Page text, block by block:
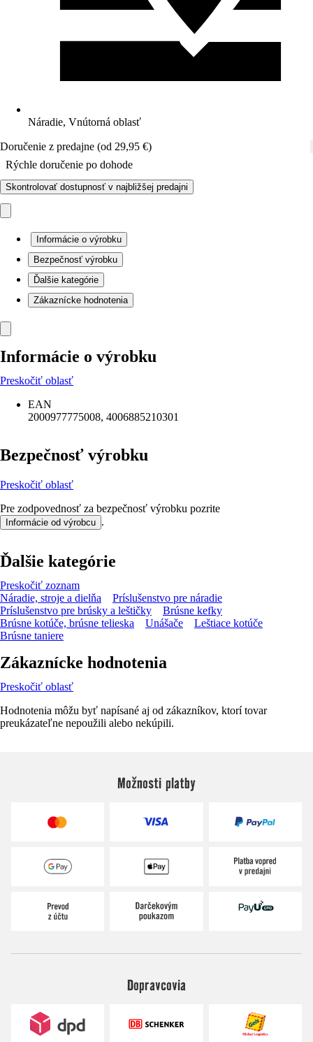
Náradie, Vnútorná oblasť
Doručenie z predajne (od 29,95 €)
Rýchle doručenie po dohode
Skontrolovať dostupnosť v najbližšej predajni
Informácie o výrobku
Bezpečnosť výrobku
Ďalšie kategórie
Zákaznícke hodnotenia
Informácie o výrobku
Preskočiť oblasť
EAN
2000977775008, 4006885210301
Bezpečnosť výrobku
Preskočiť oblasť
Pre zodpovednosť za bezpečnosť výrobku pozrite
Informácie od výrobcu .
Ďalšie kategórie
Preskočiť zoznam
Náradie, stroje a dielňa
Príslušenstvo pre náradie
Príslušenstvo pre brúsky a leštičky
Brúsne kefky
Brúsne kotúče, brúsne telieska
Unášače
Leštiace kotúče
Brúsne taniere
Zákaznícke hodnotenia
Preskočiť oblasť
Hodnotenia môžu byť napísané aj od zákazníkov, ktorí tovar
preukázateľne nepoužili alebo nekúpili.
Možnosti platby
Dopravcovia